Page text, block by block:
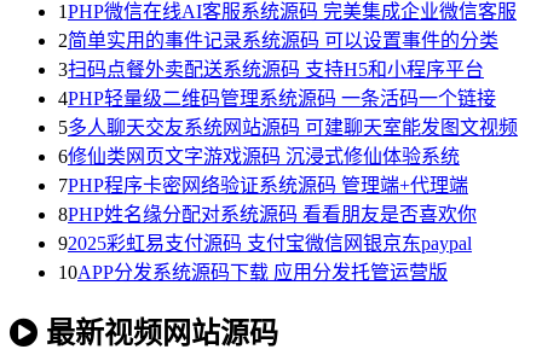
1PHP微信在线AI客服系统源码 完美集成企业微信客服
2简单实用的事件记录系统源码 可以设置事件的分类
3扫码点餐外卖配送系统源码 支持H5和小程序平台
4PHP轻量级二维码管理系统源码 一条活码一个链接
5多人聊天交友系统网站源码 可建聊天室能发图文视频
6修仙类网页文字游戏源码 沉浸式修仙体验系统
7PHP程序卡密网络验证系统源码 管理端+代理端
8PHP姓名缘分配对系统源码 看看朋友是否喜欢你
92025彩虹易支付源码 支付宝微信网银京东paypal
10APP分发系统源码下载 应用分发托管运营版
最新视频网站源码